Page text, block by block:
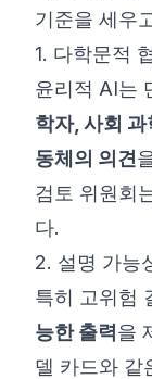
기준을 세우
1. 다학문적
윤리적 AI는
학자, 사회
동체의 의견
검토 위원회
다.
2. 설명 가능
특히 고위험
능한 출력 을
델 카드와 같